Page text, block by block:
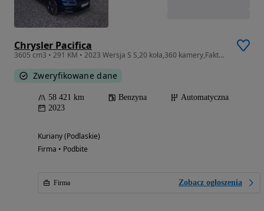
Chrysler Pacifica
3605 cm3 • 291 KM • 2023 Wersja S S,20 koła,360 kamery,Faktura VAT 23%
Zweryfikowane dane
58 421 km Benzyna
Automatyczna
2023
Kuriany (Podlaskie)
Firma • Podbite
Firma Zobacz ogłoszenia